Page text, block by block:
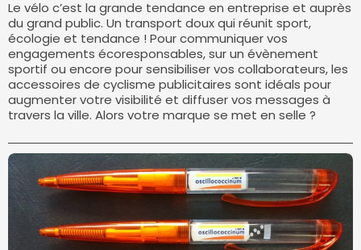
Le vélo c’est la grande tendance en entreprise et auprès
du grand public. Un transport doux qui réunit sport,
écologie et tendance ! Pour communiquer vos
engagements écoresponsables, sur un évènement
sportif ou encore pour sensibiliser vos collaborateurs, les
accessoires de cyclisme publicitaires sont idéals pour
augmenter votre visibilité et diffuser vos messages à
travers la ville. Alors votre marque se met en selle ?